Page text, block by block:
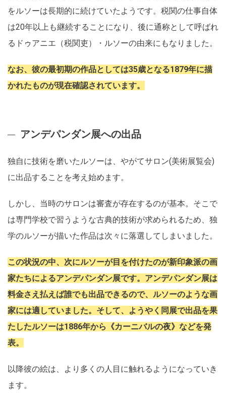
をルソーは長期的に続けていたようです。税関の仕事自体
は20年以上も継続することになり、後に通称として呼ばれ
るドゥアニエ（税関吏）・ルソーの由来にもなりました。
なお、彼の最初期の作品としては35歳となる1879年に描
かれたものが現在確認されています。
アンデパンダン展への出品
独自に技術を磨いたルソーは、やがてサロン(美術展覧会)
に出品することを考え始めます。
しかし、当時のサロンは審査が存在するのが基本。そこで
は専門学校で習うような古典的技術が求められるため、独
学のルソーが描いた作品は次々に落選してしまいました。
この状況の中、次にルソーが目を付けたのが新印象派の画
家たちによるアンデパンダン展です。アンデパンダン展は
料金さえ払えば誰でも出品できるので、ルソーのような画
家には適していました。そして、ようやく同展で出品を果
たしたルソーは1886年から《カーニバルの夜》などを発
表。
以降彼の絵は、より多くの人目に触れるようになっていき
ます。